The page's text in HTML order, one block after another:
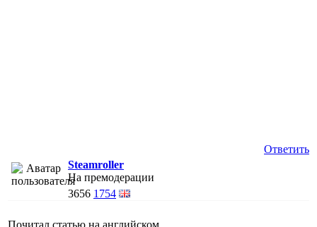
Ответить
Steamroller
На премодерации
3656 1754
Почитал статью на английском.